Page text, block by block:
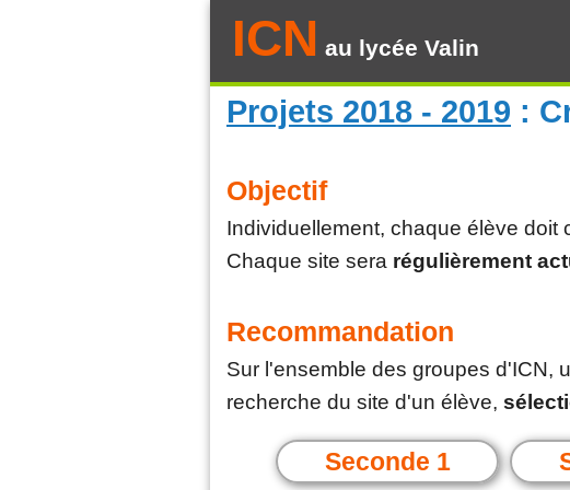
ICN au lycée Valin
Projets 2018 - 2019 :
Objectif
Individuellement, chaque élève doit
Chaque site sera régulièrement
Recommandation
Sur l'ensemble des groupes d'ICN,
recherche du site d'un élève,
Seconde 1